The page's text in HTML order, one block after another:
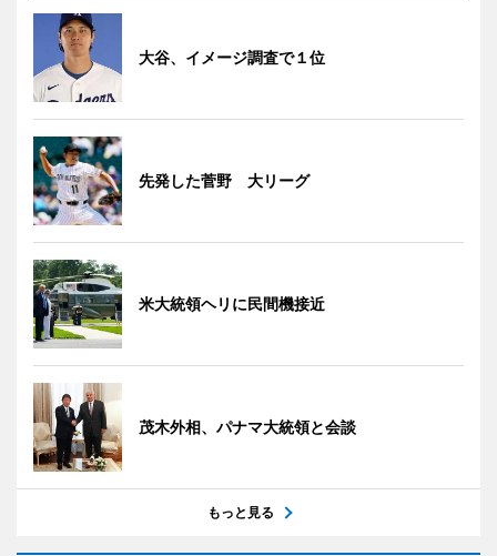
大谷、イメージ調査で１位
先発した菅野 大リーグ
米大統領ヘリに民間機接近
茂木外相、パナマ大統領と会談
もっと見る